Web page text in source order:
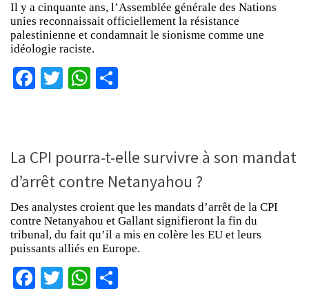
Il y a cinquante ans, l’Assemblée générale des Nations
unies reconnaissait officiellement la résistance
palestinienne et condamnait le sionisme comme une
idéologie raciste.
Facebook
TwitterWhatsApp
La CPI pourra-t-elle survivre à son mandat
d’arrêt contre Netanyahou ?
Des analystes croient que les mandats d’arrêt de la CPI
contre Netanyahou et Gallant signifieront la fin du
tribunal, du fait qu’il a mis en colère les EU et leurs
puissants alliés en Europe.
Facebook
TwitterWhatsApp